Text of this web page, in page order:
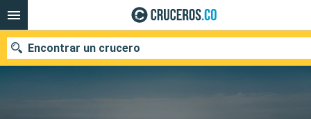
Encontrar un crucero